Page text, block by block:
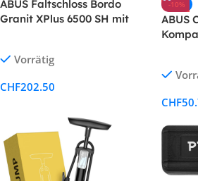
ABUS Faltschloss Bordo
Granit XPlus 6500 SH mit
Vorrätig
CHF202.50
-10%
ABUS
CHF